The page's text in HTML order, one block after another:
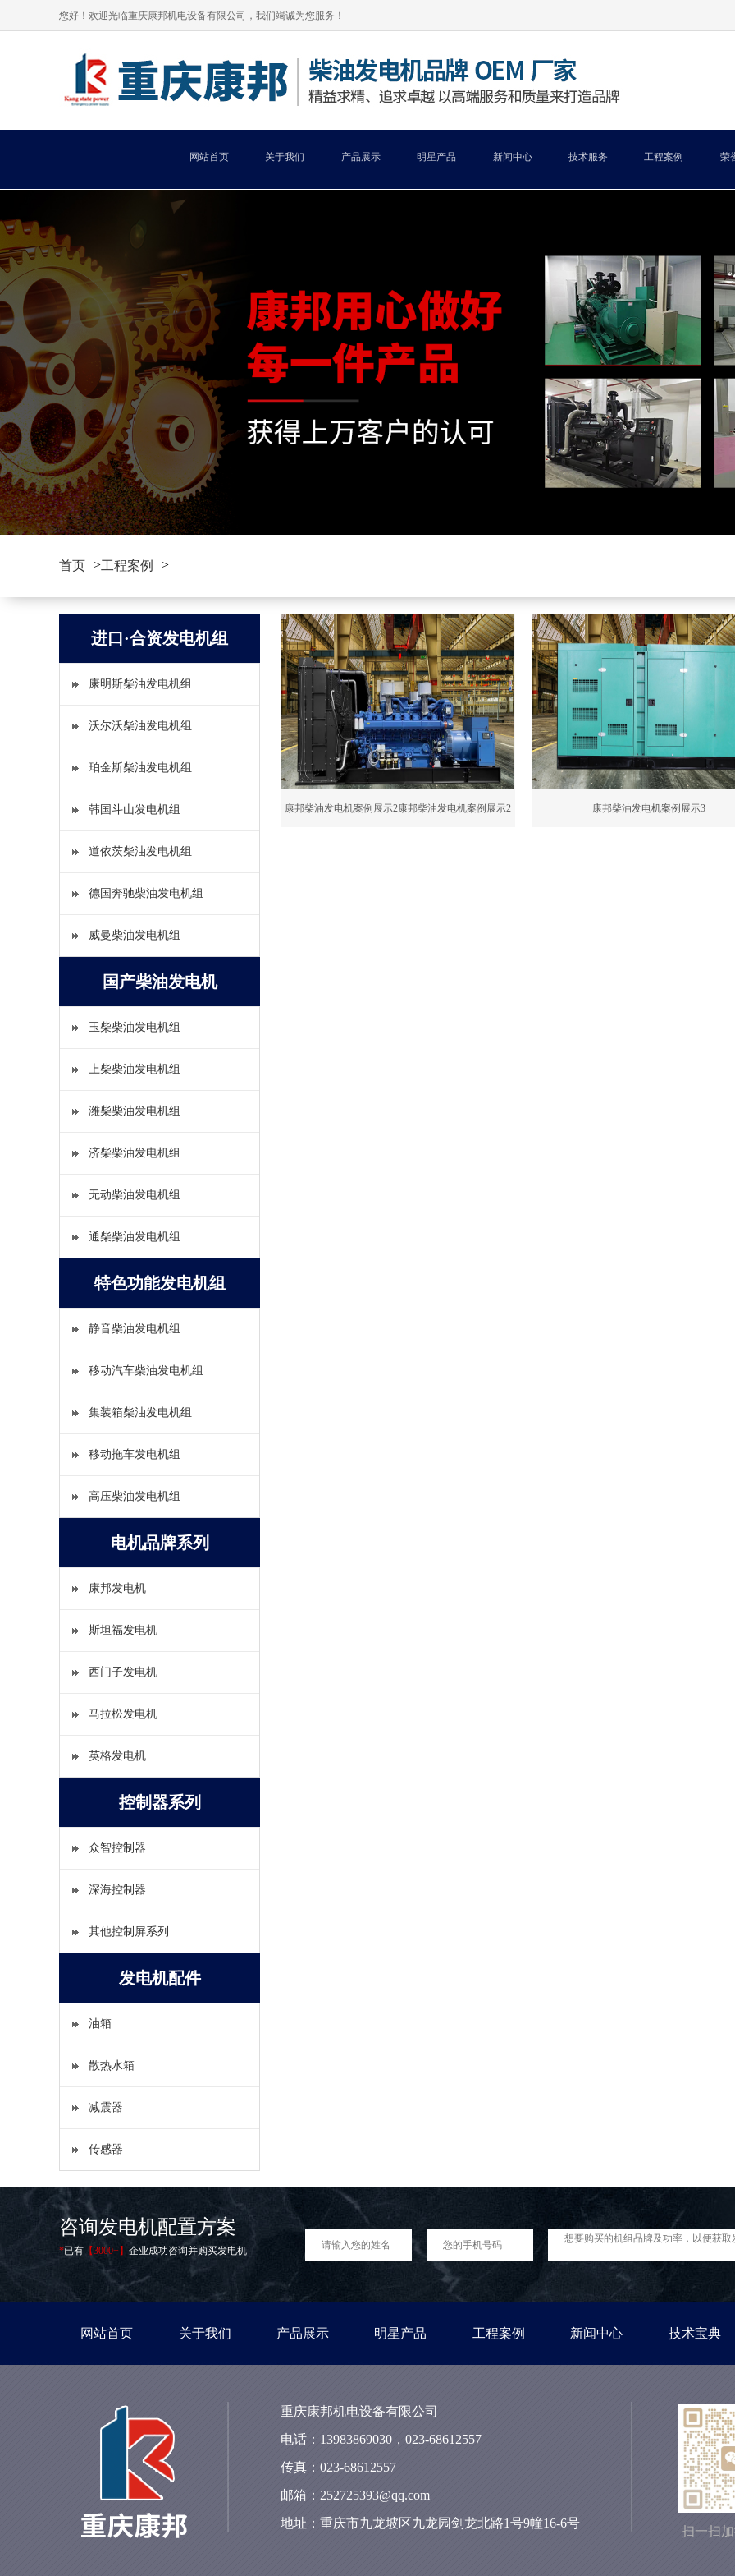
您好！欢迎光临重庆康邦机电设备有限公司，我们竭诚为您服务！
网站首页 关于我们 产品展示 明星产品 新闻中心 技术服务 工程案例 荣
首页 >工程案例 >
进口·合资发电机组
康明斯柴油发电机组
沃尔沃柴油发电机组
珀金斯柴油发电机组
韩国斗山发电机组
道依茨柴油发电机组
德国奔驰柴油发电机组
威曼柴油发电机组
国产柴油发电机
玉柴柴油发电机组
上柴柴油发电机组
潍柴柴油发电机组
济柴柴油发电机组
无动柴油发电机组
通柴柴油发电机组
特色功能发电机组
静音柴油发电机组
移动汽车柴油发电机组
集装箱柴油发电机组
移动拖车发电机组
高压柴油发电机组
电机品牌系列
康邦发电机
斯坦福发电机
西门子发电机
马拉松发电机
英格发电机
控制器系列
众智控制器
深海控制器
其他控制屏系列
发电机配件
油箱
散热水箱
减震器
传感器
康邦柴油发电机案例展示2康邦柴油发电机案例展示2 康邦柴油发电机案例展示3
咨询发电机配置方案
*已有 【3000+】 企业成功咨询并购买发电机
网站首页 关于我们 产品展示 明星产品 工程案例 新闻中心 技术宝典
重庆康邦机电设备有限公司
电话：13983869030，023-68612557
传真：023-68612557
邮箱：252725393@qq.com
地址：重庆市九龙坡区九龙园剑龙北路1号9幢16-6号
扫一扫